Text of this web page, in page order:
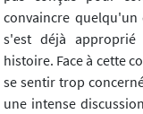
convaincre
s'est déjà
histoire. Face à cette
se sentir trop
une intense